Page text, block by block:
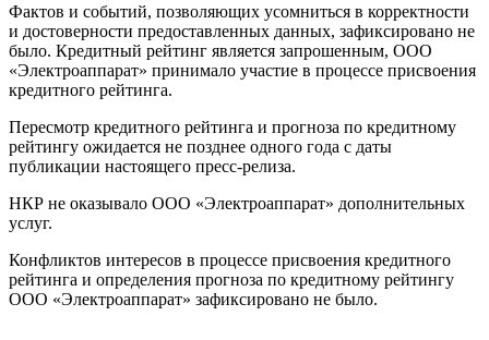
Фактов и событий, позволяющих усомниться в корректности
и достоверности предоставленных данных, зафиксировано не
было. Кредитный рейтинг является запрошенным, ООО
«Электроаппарат» принимало участие в процессе присвоения
кредитного рейтинга.
Пересмотр кредитного рейтинга и прогноза по кредитному
рейтингу ожидается не позднее одного года с даты
публикации настоящего пресс-релиза.
НКР не оказывало ООО «Электроаппарат» дополнительных
услуг.
Конфликтов интересов в процессе присвоения кредитного
рейтинга и определения прогноза по кредитному рейтингу
ООО «Электроаппарат» зафиксировано не было.